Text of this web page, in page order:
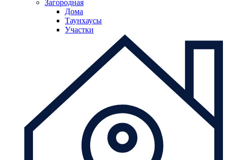
Загородная
Дома
Таунхаусы
Участки